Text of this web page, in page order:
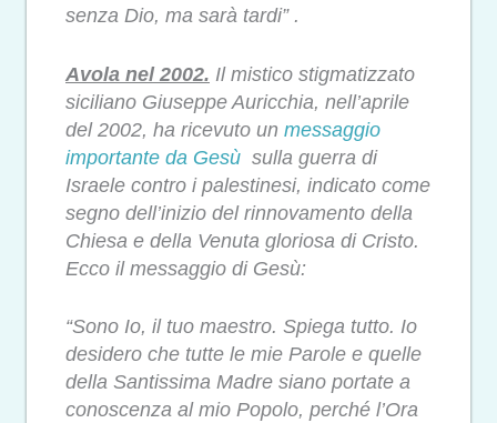
senza Dio, ma sarà tardi” .
Avola nel 2002. Il mistico stigmatizzato
siciliano Giuseppe Auricchia, nell’aprile
del 2002, ha ricevuto un messaggio
importante da Gesù sulla guerra di
Israele contro i palestinesi, indicato come
segno dell’inizio del rinnovamento della
Chiesa e della Venuta gloriosa di Cristo.
Ecco il messaggio di Gesù:
“Sono Io, il tuo maestro. Spiega tutto. Io
desidero che tutte le mie Parole e quelle
della Santissima Madre siano portate a
conoscenza al mio Popolo, perché l’Ora